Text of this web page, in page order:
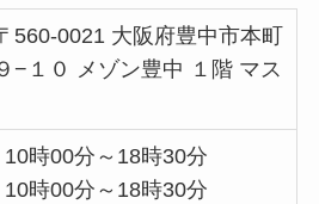
560-0021 大阪府豊中市本町
−１０ メゾン豊中 １階 マス
10時00分～18時30分
10時00分～18時30分